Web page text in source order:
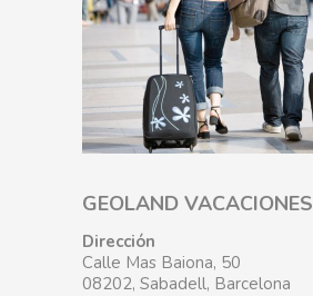
GEOLAND VACACIONES
Dirección
Calle Mas Baiona, 50
08202, Sabadell, Barcelona